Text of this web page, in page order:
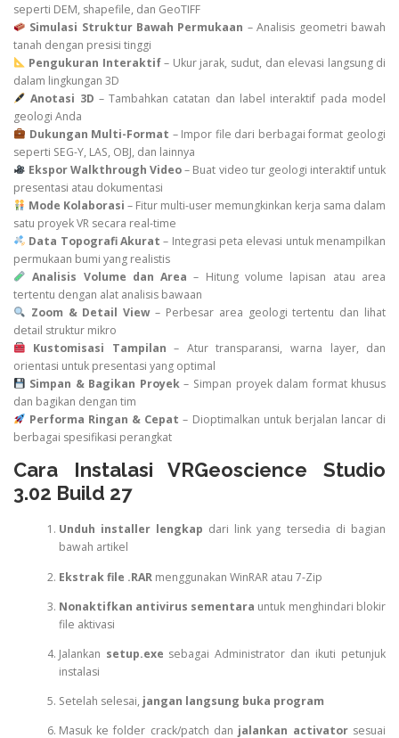
seperti DEM, shapefile, dan GeoTIFF
Simulasi Struktur Bawah Permukaan – Analisis geometri bawah
tanah dengan presisi tinggi
Pengukuran Interaktif– Ukur jarak, sudut, dan elevasi langsung di
dalam lingkungan 3D
Anotasi 3D – Tambahkan catatan dan label interaktif pada model
geologi Anda
Dukungan Multi-Format – Impor file dari berbagai format geologi
seperti SEG-Y, LAS, OBJ, dan lainnya
Ekspor Walkthrough Video– Buat video tur geologi interaktif untuk
presentasi atau dokumentasi
Mode Kolaborasi – Fitur multi-user memungkinkan kerja sama dalam
satu proyek VR secara real-time
Data Topografi Akurat – Integrasi peta elevasi untuk menampilkan
permukaan bumi yang realistis
Analisis Volume dan Area – Hitung volume lapisan atau area
tertentu dengan alat analisis bawaan
Zoom & Detail View– Perbesar area geologi tertentu dan lihat
detail struktur mikro
Kustomisasi Tampilan – Atur transparansi, warna layer, dan
orientasi untuk presentasi yang optimal
Simpan & Bagikan Proyek– Simpan proyek dalam format khusus
dan bagikan dengan tim
Performa Ringan & Cepat – Dioptimalkan untuk berjalan lancar di
berbagai spesifikasi perangkat
Cara Instalasi VRGeoscience Studio
3.02 Build 27
Unduh installer lengkap dari link yang tersedia di bagian
bawah artikel
Ekstrak file .RARmenggunakan WinRAR atau 7-Zip
Nonaktifkan antivirus sementara untuk menghindari blokir
file aktivasi
Jalankan setup.exe sebagai Administrator dan ikuti petunjuk
instalasi
Setelah selesai, jangan langsung buka program
Masuk ke folder crack/patch dan jalankan activatorsesuai